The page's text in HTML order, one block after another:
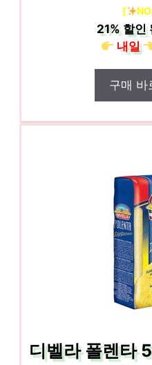
[
21%할인
내일
구매 바
디벨라 폴렌타